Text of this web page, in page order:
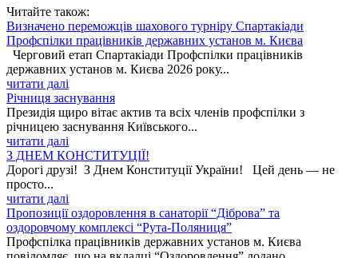
Читайте також:
Визначено переможців шахового турніру Спартакіади
Профспілки працівників державних установ м. Києва
Черговий етап Спартакіади Профспілки працівників
державних установ м. Києва 2026 року...
читати далі
Річниця заснування
Президія щиро вітає актив та всіх членів профспілки з
річницею заснування Київського...
читати далі
З ДНЕМ КОНСТИТУЦІЇ!
Дорогі друзі! З Днем Конституції України! Цей день — не
просто...
читати далі
Пропозиції оздоровлення в санаторії “Діброва” та
оздоровчому комплексі “Рута-Поляниця”
Профспілка працівників державних установ м. Києва